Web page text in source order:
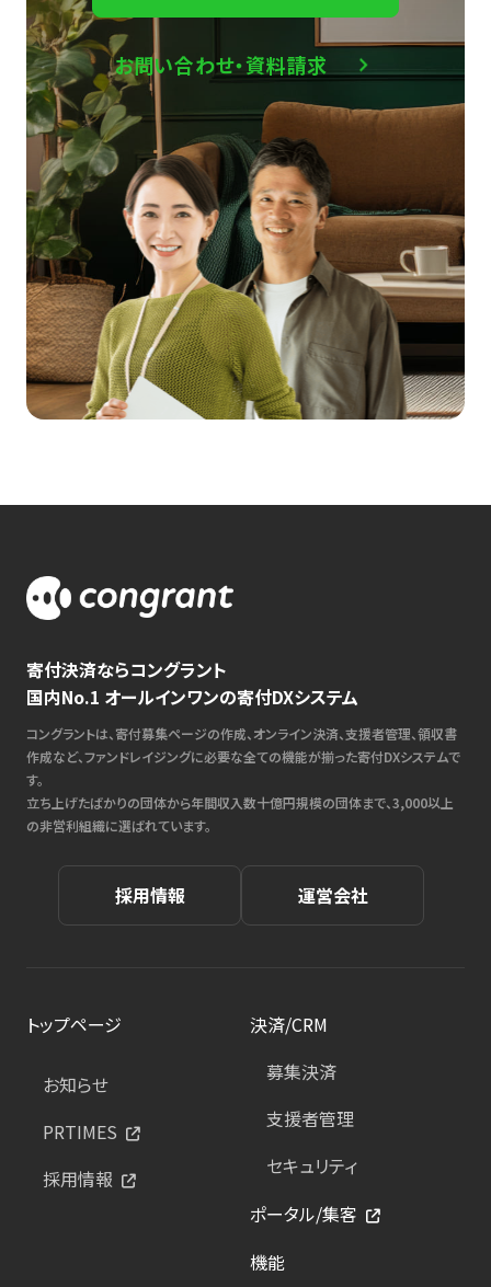
お問い合わせ・資料請求
寄付決済ならコングラント
国内No.1 オールインワンの寄付DXシステム
コングラントは、寄付募集ページの作成、オンライン決済、支援者管理、領収書
作成など、ファンドレイジングに必要な全ての機能が揃った寄付DXシステムで
す。
立ち上げたばかりの団体から年間収入数十億円規模の団体まで、3,000以上
の非営利組織に選ばれています。
採用情報 運営会社
トップページ
お知らせ
PRTIMES
採用情報
決済/CRM
募集決済
支援者管理
セキュリティ
ポータル/集客
機能